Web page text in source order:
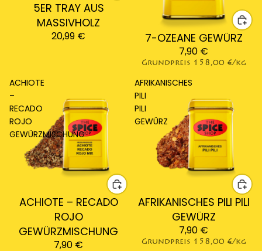
5ER TRAY AUS
MASSIVHOLZ
20,99 € 7-OZEANE GEWÜRZ
7,90 €
Grundpreis 158,00 €/kg
ACHIOTE
–
RECADO
ROJO
GEWÜRZMISCHUNG
ACHIOTE – RECADO
ROJO
GEWÜRZMISCHUNG
7,90 €
AFRIKANISCHES
PILI
PILI
GEWÜRZ
AFRIKANISCHES PILI PILI
GEWÜRZ
7,90 €
Grundpreis 158,00 €/kg